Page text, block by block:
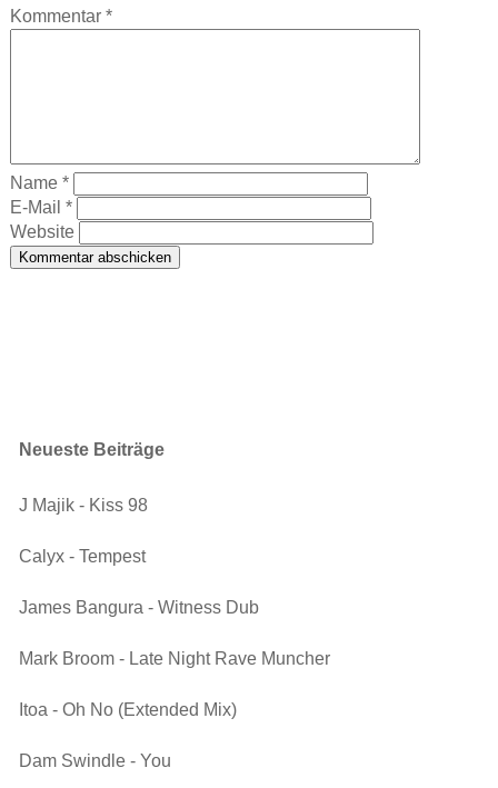
Kommentar *
Name *
E-Mail *
Website
Neueste Beiträge
J Majik - Kiss 98
Calyx - Tempest
James Bangura - Witness Dub
Mark Broom - Late Night Rave Muncher
Itoa - Oh No (Extended Mix)
Dam Swindle - You